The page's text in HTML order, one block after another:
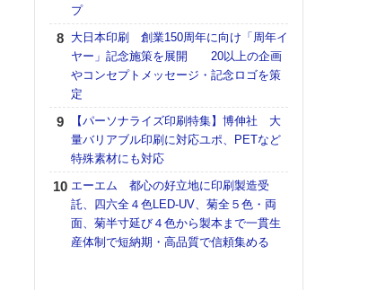
プ
大日本印刷 創業150周年に向け「周年イ
ヤー」記念施策を展開 20以上の企画
やコンセプトメッセージ・記念ロゴを策
定
【パーソナライズ印刷特集】博伸社 大
量バリアブル印刷に対応ユポ、PETなど
特殊素材にも対応
エーエム 都心の好立地に印刷製造受
託、四六全４色LED-UV、菊全５色・両
面、菊半寸延び４色から製本まで一貫生
産体制で短納期・高品質で信頼集める